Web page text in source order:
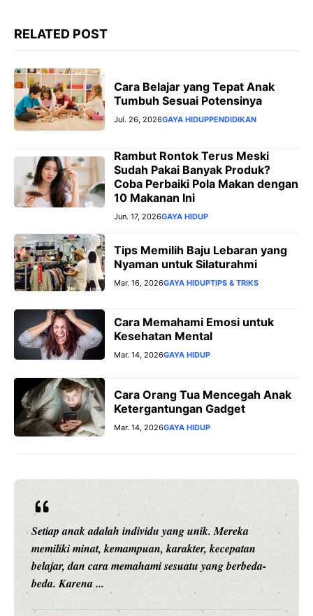
RELATED POST
Cara Belajar yang Tepat Anak
Tumbuh Sesuai Potensinya
Jul. 26, 2026GAYA HIDUPPENDIDIKAN
Rambut Rontok Terus Meski
Sudah Pakai Banyak Produk?
Coba Perbaiki Pola Makan dengan
10 Makanan Ini
Jun. 17, 2026GAYA HIDUP
Tips Memilih Baju Lebaran yang
Nyaman untuk Silaturahmi
Mar. 16, 2026GAYA HIDUPTIPS & TRIKS
Cara Memahami Emosi untuk
Kesehatan Mental
Mar. 14, 2026GAYA HIDUP
Cara Orang Tua Mencegah Anak
Ketergantungan Gadget
Mar. 14, 2026GAYA HIDUP
Setiap anak adalah individu yang unik. Mereka
memiliki minat, kemampuan, karakter, kecepatan
belajar, dan cara memahami sesuatu yang berbeda-
beda. Karena ...